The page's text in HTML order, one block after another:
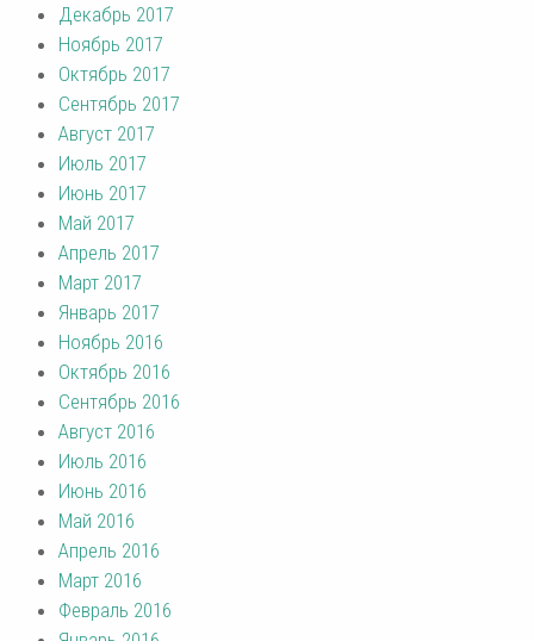
Декабрь 2017
Ноябрь 2017
Октябрь 2017
Сентябрь 2017
Август 2017
Июль 2017
Июнь 2017
Май 2017
Апрель 2017
Март 2017
Январь 2017
Ноябрь 2016
Октябрь 2016
Сентябрь 2016
Август 2016
Июль 2016
Июнь 2016
Май 2016
Апрель 2016
Март 2016
Февраль 2016